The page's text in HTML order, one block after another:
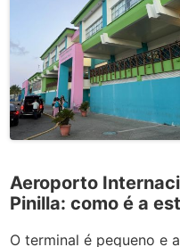
Aeroporto
Pinilla: como é a
O terminal é pequeno e